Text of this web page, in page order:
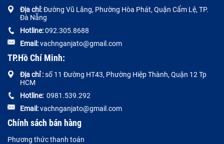
Địa chỉ:Đường Vũ Lăng, Phường Hòa Phát, Quận Cẩm Lệ, TP.
Đà Nẵng
Hotline:092.305.8688
Email:vachnganjato@gmail.com
TP.Hồ Chí Minh:
Địa chỉ :số 11 Đường HT43, Phường Hiệp Thành, Quận 12 Tp
HCM
Hotline: 0981.539.292
Email:vachnganjato@gmail.com
Chính sách bán hàng
Phương thức thanh toán